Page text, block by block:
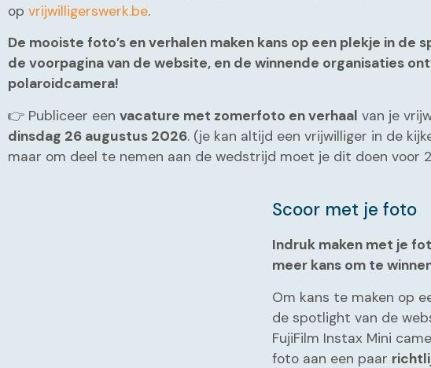
op vrijwilligerswerk.be.
De mooiste foto’s en verhalen maken kans op een plekje in de
de voorpagina van de website, en de winnende organisaties
polaroidcamera!
👉 Publiceer een vacature met zomerfoto en verhaal van je
dinsdag 26 augustus 2026. (je kan altijd een vrijwilliger in de
maar om deel te nemen aan de wedstrijd moet je dit doen voor
Scoor met je foto
Indruk maken met je
meer kans om te
Om kans te maken op
de spotlight van de
FujiFilm Instax Mini
foto aan een paar